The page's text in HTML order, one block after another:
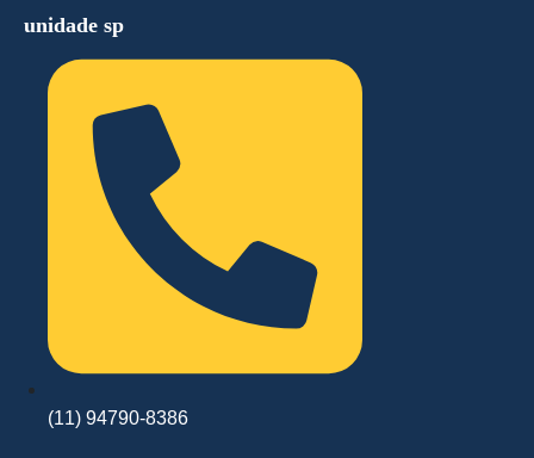
unidade sp
(11) 94790-8386